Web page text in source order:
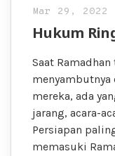
Mar 29, 2022
Hukum
Saat
menyambutnya
mereka, ada
jarang, acara-
Persiapan
memasuki